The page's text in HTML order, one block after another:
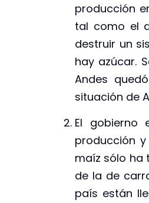
producción
tal como el
destruir un
hay azúcar.
Andes
situación de
El gobierno
producción
maíz sólo ha
de la de
país están